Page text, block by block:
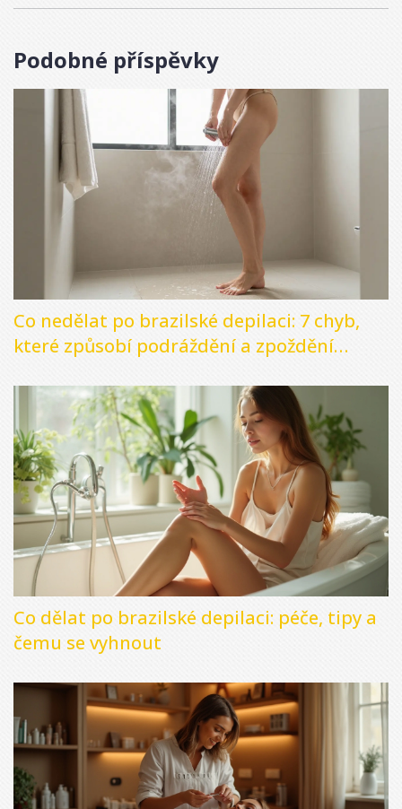
Podobné příspěvky
Co nedělat po brazilské depilaci: 7 chyb,
které způsobí podráždění a zpoždění
Co dělat po brazilské depilaci: péče, tipy a
čemu se vyhnout